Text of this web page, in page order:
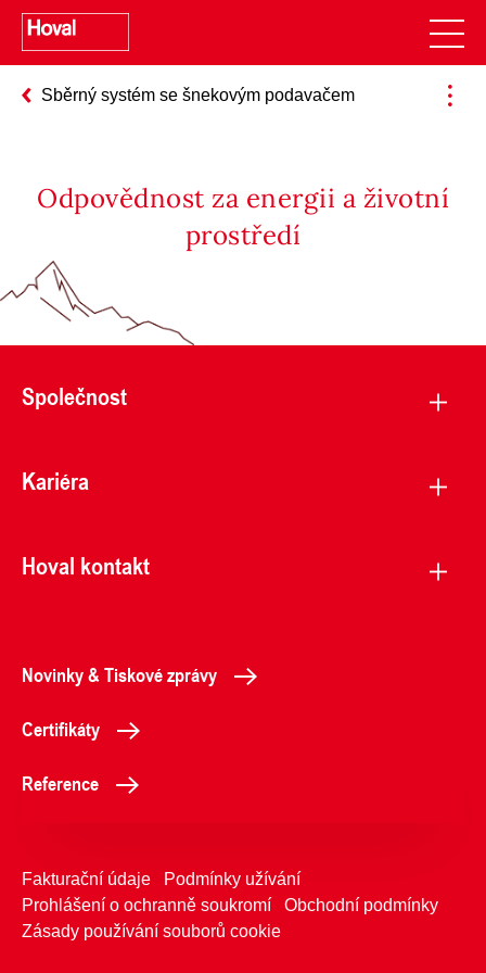
Sběrný systém se šnekovým podavačem
Odpovědnost za energii a životní
prostředí
Společnost
Kariéra
Hoval kontakt
Novinky & Tiskové zprávy
Certifikáty
Reference
Fakturační údaje
Podmínky užívání
Prohlášení o ochranně soukromí
Obchodní podmínky
Zásady používání souborů cookie